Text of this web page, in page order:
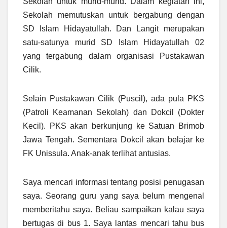
Sekolah memutuskan untuk bergabung dengan
SD Islam Hidayatullah. Dan Langit merupakan
satu-satunya murid SD Islam Hidayatullah 02
yang tergabung dalam organisasi Pustakawan
Cilik.
Selain Pustakawan Cilik (Puscil), ada pula PKS
(Patroli Keamanan Sekolah) dan Dokcil (Dokter
Kecil). PKS akan berkunjung ke Satuan Brimob
Jawa Tengah. Sementara Dokcil akan belajar ke
FK Unissula. Anak-anak terlihat antusias.
Saya mencari informasi tentang posisi penugasan
saya. Seorang guru yang saya belum mengenal
memberitahu saya. Beliau sampaikan kalau saya
bertugas di bus 1. Saya lantas mencari tahu bus